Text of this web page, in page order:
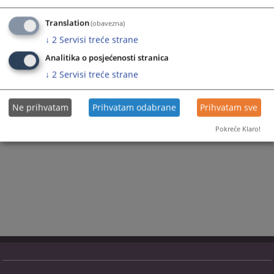
Translation(obavezna)
↓ 2 Servisi treće strane
Analitika o posjećenosti stranica
↓ 2 Servisi treće strane
Ne prihvatam Prihvatam odabrane Prihvatam sve
Pokreće Klaro!